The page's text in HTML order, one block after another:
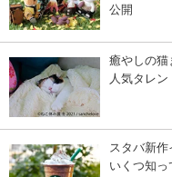
公開
癒やしの猫
人気タレ
スタバ新作
いくつ知